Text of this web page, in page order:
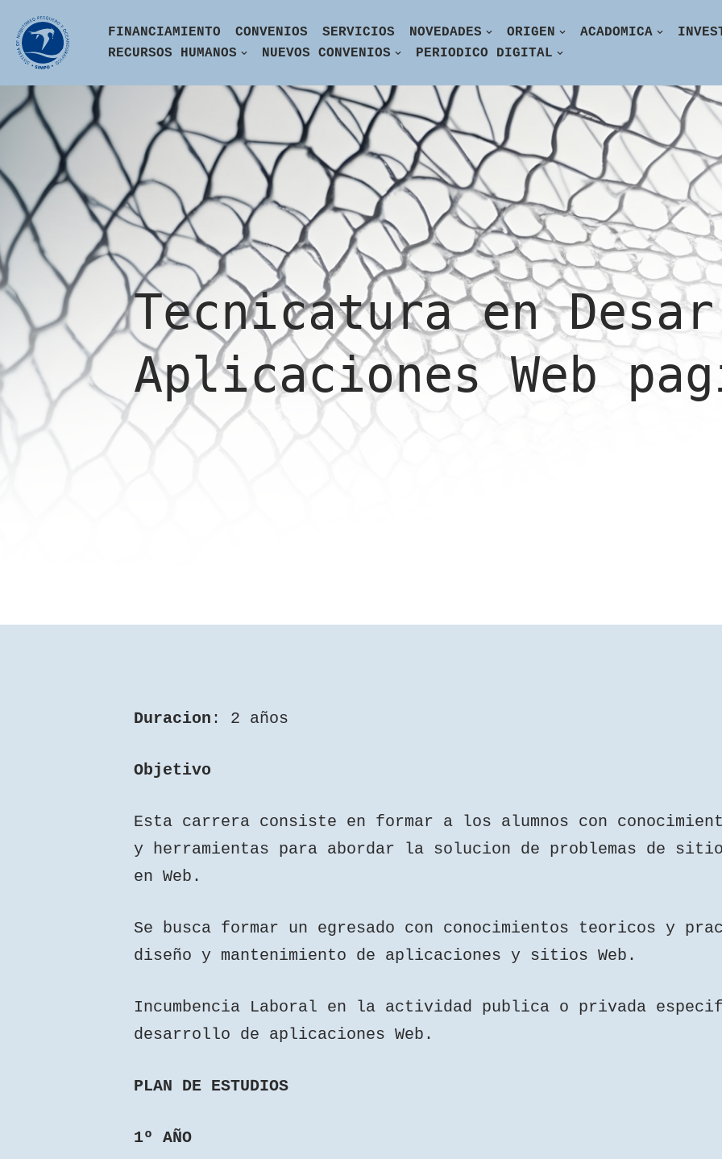
Skip
content
FINANCIAMIENTO CONVENIOS SERVICIOS NOVEDADES ORIGEN ACADOMICA
RECURSOS HUMANOS
NUEVOS CONVENIOS PERIODICO DIGITAL
Tecnicatura en
Aplicaciones Web
Duracion : 2 años
Objetivo
Esta carrera consiste en formar a los alumnos con
y herramientas para abordar la solucion de problemas de
en Web.
Se busca formar un egresado con conocimientos teoricos y
diseño y mantenimiento de aplicaciones y
Incumbencia Laboral en la actividad publica o privada
desarrollo de aplicaciones Web.
PLAN DE ESTUDIOS
1º AÑO